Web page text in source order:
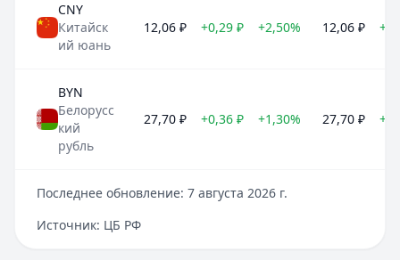
CNY
Китайск
ий юань
12,06 ₽ +0,29 ₽ +2,50% 12,06 ₽
BYN
Белорусс
кий
рубль
27,70 ₽ +0,36 ₽ +1,30% 27,70 ₽
Последнее обновление: 7 августа 2026 г.
Источник: ЦБ РФ